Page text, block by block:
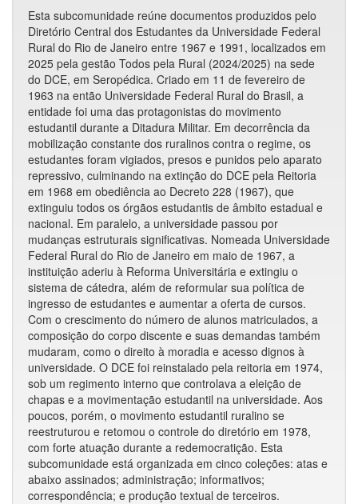
Esta subcomunidade reúne documentos produzidos pelo
Diretório Central dos Estudantes da Universidade Federal
Rural do Rio de Janeiro entre 1967 e 1991, localizados em
2025 pela gestão Todos pela Rural (2024/2025) na sede
do DCE, em Seropédica. Criado em 11 de fevereiro de
1963 na então Universidade Federal Rural do Brasil, a
entidade foi uma das protagonistas do movimento
estudantil durante a Ditadura Militar. Em decorrência da
mobilização constante dos ruralinos contra o regime, os
estudantes foram vigiados, presos e punidos pelo aparato
repressivo, culminando na extinção do DCE pela Reitoria
em 1968 em obediência ao Decreto 228 (1967), que
extinguiu todos os órgãos estudantis de âmbito estadual e
nacional. Em paralelo, a universidade passou por
mudanças estruturais significativas. Nomeada Universidade
Federal Rural do Rio de Janeiro em maio de 1967, a
instituição aderiu à Reforma Universitária e extingiu o
sistema de cátedra, além de reformular sua política de
ingresso de estudantes e aumentar a oferta de cursos.
Com o crescimento do número de alunos matriculados, a
composição do corpo discente e suas demandas também
mudaram, como o direito à moradia e acesso dignos à
universidade. O DCE foi reinstalado pela reitoria em 1974,
sob um regimento interno que controlava a eleição de
chapas e a movimentação estudantil na universidade. Aos
poucos, porém, o movimento estudantil ruralino se
reestruturou e retomou o controle do diretório em 1978,
com forte atuação durante a redemocratição. Esta
subcomunidade está organizada em cinco coleções: atas e
abaixo assinados; administração; informativos;
correspondência; e produção textual de terceiros.